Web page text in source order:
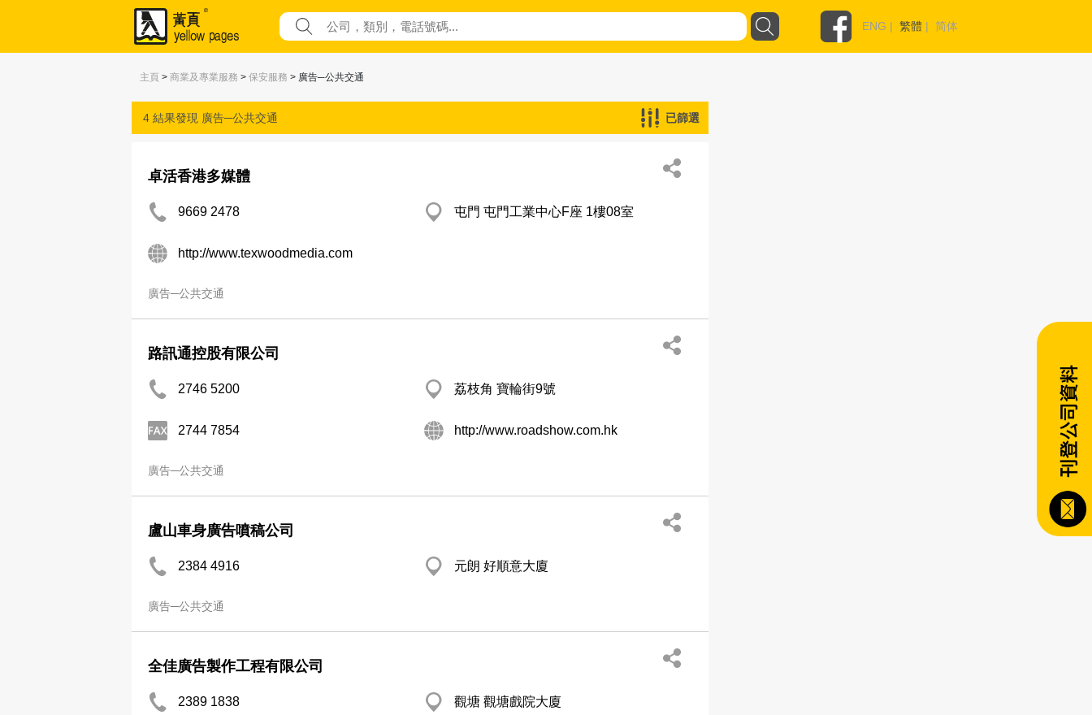
ENG | 繁體 | 简体
主頁 > 商業及專業服務 > 保安服務 > 廣告─公共交通
4 結果發現 廣告─公共交通 已篩選
卓活香港多媒體
9669 2478 屯門 屯門工業中心F座 1樓08室
http://www.texwoodmedia.com
廣告─公共交通
路訊通控股有限公司
2746 5200 荔枝角 寶輪街9號
2744 7854 http://www.roadshow.com.hk
廣告─公共交通
盧山車身廣告噴稿公司
2384 4916 元朗 好順意大廈
廣告─公共交通
全佳廣告製作工程有限公司
2389 1838 觀塘 觀塘戲院大廈